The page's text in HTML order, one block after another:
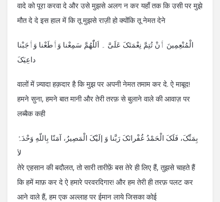
वादे को पूरा करवा दे और उसे मुझसे अलग न कर यहाँ तक कि उसी पर मुझे
मौत दे दे इस हाल में कि तू मुझसे राज़ी हो क्योंकि तू नेमत देने
الْمُنْعِمِینَ ٲَنْ تُتِمَّ نِعْمَتَکَ عَلَیَّ ۔ اَللّٰھُمَّ سَمِعْنا وَٲَطَعْنا وَٲَجَبْنا
داعِیَکَ
वालों में ज़्यादा हक़दार है कि मुझ पर अपनी नेमत तमाम कर दे. ऐ माबूद!
हमने सुना, हमने बात मानी और तेरी तरफ़ से बुलाने वाले की आवाज़ पर
लब्बैक कही
بِمَنِّکَ، فَلَکَ الْحَمْدُ غُفْرانَکَ رَبَّنا وَ إلَیْکَ الْمَصِیرُ، آمَنّا بِاللّهِ وَحْدَہُ
لاَ
तेरे एहसान की बदौलत, तो सारी तारीफ़ें बस तेरे ही लिए हैं, तुझसे चाहते हैं
कि हमें माफ़ कर दे ऐ हमारे परवरदिगार! और हम तेरी ही तरफ़ पलट कर
आने वाले हैं, हम एक अल्लाह पर ईमान लाये जिसका कोई